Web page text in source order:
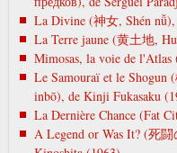
La Divine (神女, Shén
La Terre jaune (黄土地,
Mimosas, la voie de
Le Samouraï et le
inbō), de Kinji Fukasaku
La Dernière Chance (Fat
A Legend or Was It? (死